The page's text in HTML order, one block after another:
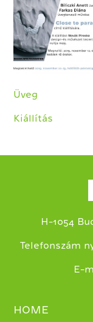
Üveg
Kiállítás
H-1054
Telefonszám
E-
HOME